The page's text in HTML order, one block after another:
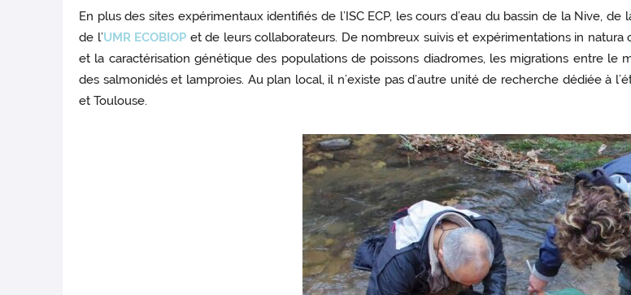
En plus des sites expérimentaux identifiés de l’ISC ECP, les cours d’eau du bassin de la Nive,
de l’UMR ECOBIOP et de leurs collaborateurs. De nombreux suivis et expérimentations in
et la caractérisation génétique des populations de poissons diadromes, les migrations entre
des salmonidés et lamproies. Au plan local, il n’existe pas d’autre unité de recherche dédiée à
et Toulouse.